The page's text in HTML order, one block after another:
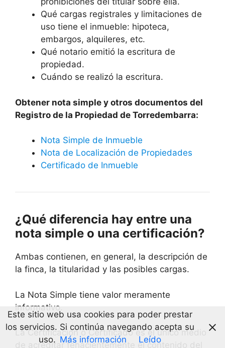
Qué cargas registrales y limitaciones de
uso tiene el inmueble: hipoteca,
embargos, alquileres, etc.
Qué notario emitió la escritura de
propiedad.
Cuándo se realizó la escritura.
Obtener nota simple y otros documentos del
Registro de la Propiedad de Torredembarra:
Nota Simple de Inmueble
Nota de Localización de Propiedades
Certificado de Inmueble
¿Qué diferencia hay entre una
nota simple o una certificación?
Ambas contienen, en general, la descripción de
la finca, la titularidad y las posibles cargas.
La Nota Simple tiene valor meramente
informativo.
La Certificación o Certificado es el único medio
de acreditar fehacientemente el contenido del
Este sitio web usa cookies para poder prestar
los servicios. Si continúa navegando acepta su
uso. Más información Leído